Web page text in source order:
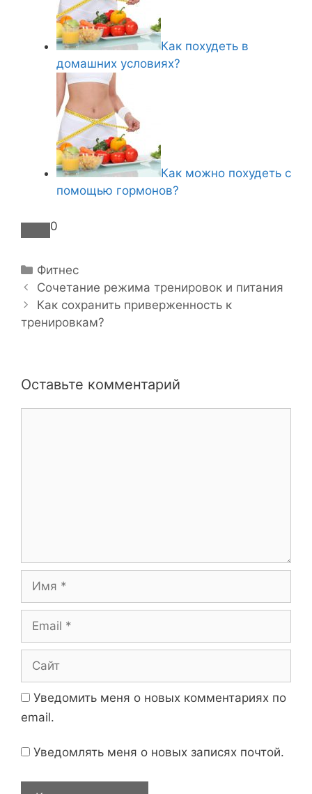
Как похудеть в
домашних условиях?
Как можно похудеть с
помощью гормонов?
0
Р
у
б
р
Фитнес
Н
а
в
ц
и
Сочетание режима тренировок и питания
Как сохранить приверженность к
тренировкам?
Оставьте комментарий
и
я
a
й Уведомить меня о новых комментариях по
email.
Уведомлять меня о новых записях почтой.